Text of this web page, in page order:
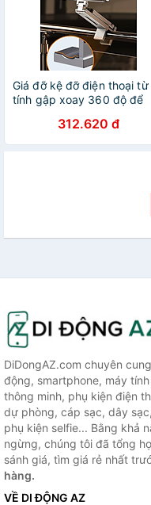
Giá đỡ kệ đỡ điện thoại từ
tính gập xoay 360 độ để
máy bay livestream, selfile
tự sướng- Hàng chính
312.620 đ
DiDongAZ.com chuyên
động, smartphone, máy
thông minh, phụ kiện điện
dự phòng, cáp sạc, dây
phụ kiện selfie... Bằng khả
ngừng, chúng tôi đã tổng
sánh giá, tìm giá rẻ nhất
hàng.
VỀ DI ĐỘNG AZ